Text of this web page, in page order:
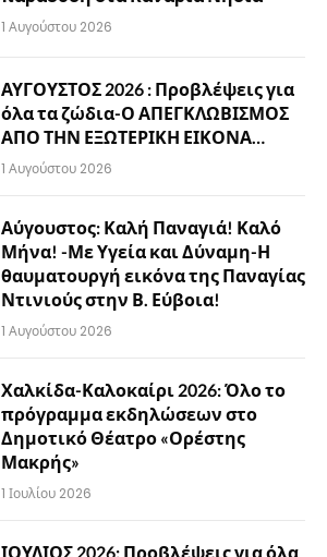
1 Αυγούστου 2026
ΑΥΓΟΥΣΤΟΣ 2026 : Προβλέψεις για
όλα τα ζώδια-Ο ΑΠΕΓΚΛΩΒΙΣΜΟΣ
ΑΠΟ ΤΗΝ ΕΞΩΤΕΡΙΚΗ ΕΙΚΟΝΑ…
1 Αυγούστου 2026
Αύγουστος: Καλή Παναγιά! Καλό
Μήνα! -Με Υγεία και Δύναμη-Η
θαυματουργή εικόνα της Παναγίας
Ντινιούς στην Β. Εύβοια!
1 Αυγούστου 2026
Χαλκίδα-Καλοκαίρι 2026: Όλο το
πρόγραμμα εκδηλώσεων στο
Δημοτικό Θέατρο «Ορέστης
Μακρής»
1 Ιουλίου 2026
ΙΟΥΛΙΟΣ 2026: Προβλέψεις για όλα